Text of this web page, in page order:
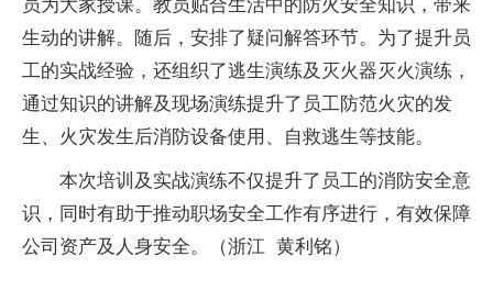
员为大家授课。教员贴合生活中的防火安全知识，带来
生动的讲解。随后，安排了疑问解答环节。为了提升员
工的实战经验，还组织了逃生演练及灭火器灭火演练，
通过知识的讲解及现场演练提升了员工防范火灾的发
生、火灾发生后消防设备使用、自救逃生等技能。
本次培训及实战演练不仅提升了员工的消防安全意
识，同时有助于推动职场安全工作有序进行，有效保障
公司资产及人身安全。（浙江 黄利铭）